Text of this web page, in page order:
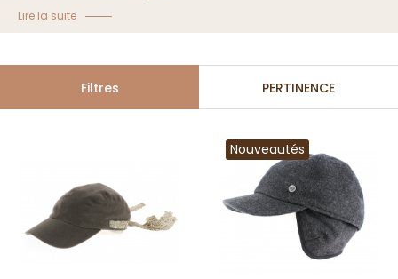
Lire la suite
Filtres PERTINENCE
Nouveautés